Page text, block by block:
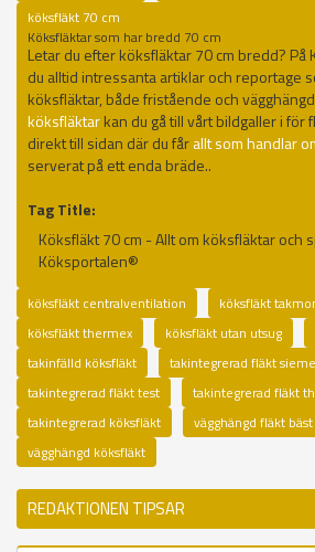
köksfläkt 70 cm
Köksfläktar som har bredd 70 cm
Letar du efter köksfläktar 70 cm bredd?
du alltid intressanta artiklar och reportage
köksfläktar, både fristående och
köksfläktarkan du gå till vårt bildgaller i för
direkt till sidan där du fårallt som handlar
serverat på ett enda bräde..
Tag Title:
Köksfläkt 70 cm - Allt om köksfläktar och
Köksportalen®
köksfläkt centralventilation
köksfläkt
köksfläkt thermex
köksfläkt utan utsug
takinfälld köksfläkt
takintegrerad fläkt
takintegrerad fläkt test
takintegrerad fläkt
takintegrerad köksfläkt
vägghängd fläkt
vägghängd köksfläkt
REDAKTIONEN TIPSAR